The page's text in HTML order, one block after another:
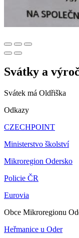
Svátky a
Svátek má Oldřiška
Odkazy
CZECHPOINT
Ministerstvo školství
Mikroregion Odersko
Policie ČR
Eurovia
Obce Mikroregionu
Heřmanice u Oder